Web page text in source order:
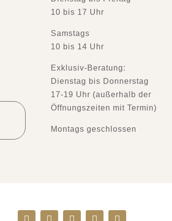
10 bis 17 Uhr
Samstags
10 bis 14 Uhr
Exklusiv-Beratung:
Dienstag bis Donnerstag
17-19 Uhr (außerhalb der
Öffnungszeiten mit Termin)
Montags geschlossen